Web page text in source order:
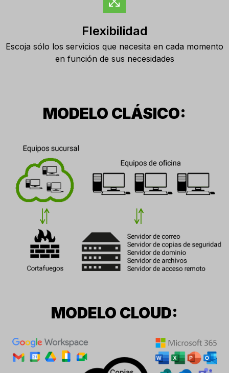
Flexibilidad
Escoja sólo los servicios que necesita en cada momento
en función de sus necesidades
MODELO CLÁSICO:
MODELO CLOUD: